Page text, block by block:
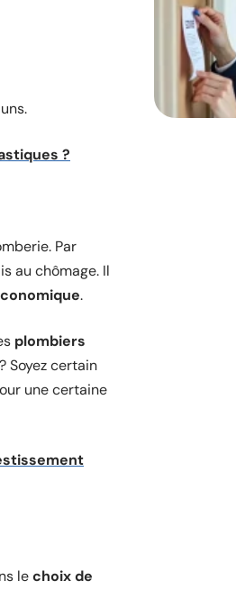
?
Par
au chômage. Il
.
plombiers
Soyez certain
une certaine
lechoix de